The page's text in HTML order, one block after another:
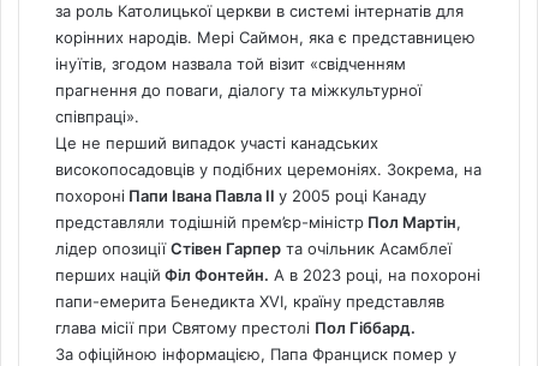
за роль Католицької церкви в системі інтернатів для
корінних народів. Мері Саймон, яка є представницею
інуїтів, згодом назвала той візит «свідченням
прагнення до поваги, діалогу та міжкультурної
співпраці».
Це не перший випадок участі канадських
високопосадовців у подібних церемоніях. Зокрема, на
похороні Папи Івана Павла ІІ у 2005 році Канаду
представляли тодішній прем’єр-міністр Пол Мартін,
лідер опозиціїСтівен Гарпер та очільник Асамблеї
перших націй Філ Фонтейн. А в 2023 році, на похороні
папи-емерита Бенедикта XVI, країну представляв
глава місії при Святому престолі Пол Гіббард.
За офіційною інформацією, Папа Франциск помер у